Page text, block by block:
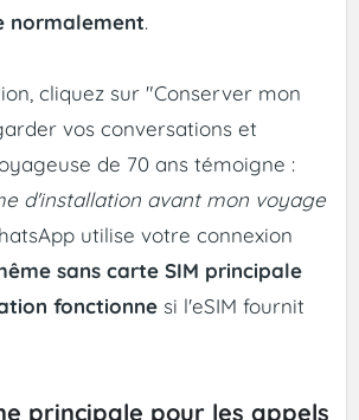
normalement.
cliquez sur "Conserver mon
vos conversations et
de 70 ans témoigne :
d'installation avant mon voyage
utilise votre connexion
sans carte SIM principale
fonctionne si l'eSIM fournit
principale pour les appels